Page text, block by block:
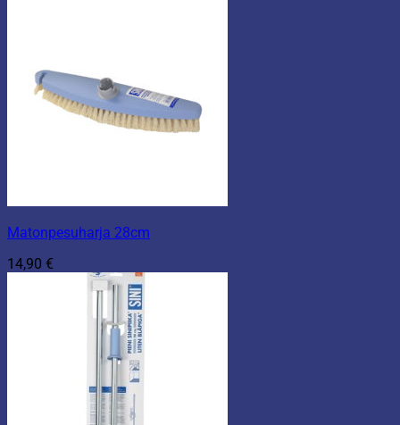
Matonpesuharja 28cm
14,90 €